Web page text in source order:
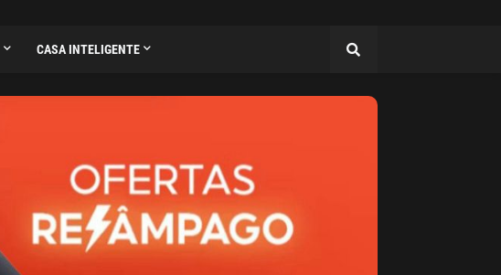
CASA INTELIGENTE